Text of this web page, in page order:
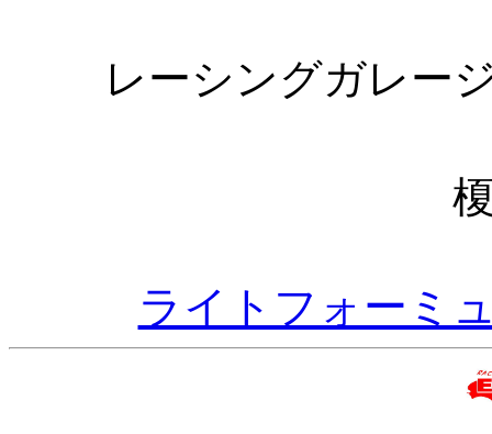
レーシングガレー
ライトフォーミ